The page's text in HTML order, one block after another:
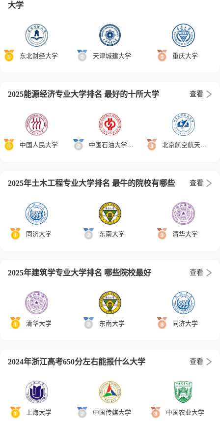
大学
东北财经大学 天津城建大学 重庆大学
2025能源经济专业大学排名 最好的十所大学 查看
中国人民大学 中国石油大学（北京） 北京航空航天大学
2025年土木工程专业大学排名 最牛的院校有哪些 查看
同济大学 东南大学 清华大学
2025年建筑学专业大学排名 哪些院校最好 查看
清华大学 东南大学 同济大学
2024年浙江高考650分左右能报什么大学 查看
上海大学 中国传媒大学 中国农业大学